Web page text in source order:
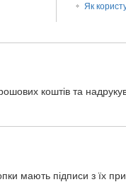
Як
коштів та
мають підписи з їх